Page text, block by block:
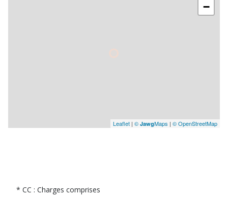
−
Leaflet | © JawgMaps | © OpenStreetMap
* CC : Charges comprises